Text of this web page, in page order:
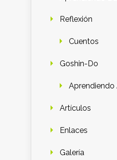
Reflexión
Cuentos
Goshin-Do
Artículos
Enlaces
Galería